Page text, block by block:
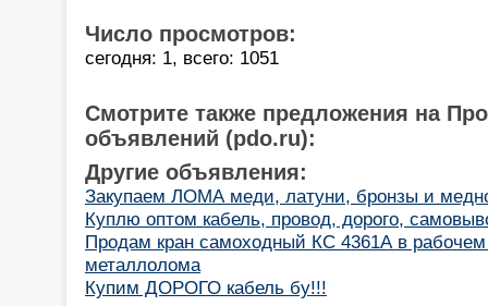
Число просмотров:
сегодня: 1, всего: 1051
Смотрите также предложения на
объявлений (pdo.ru):
Другие объявления:
Закупаем ЛОМА меди, латуни, бронзы и
Куплю оптом кабель, провод, дорого,
Продам кран самоходный КС 4361А в рабочем
металлолома
Купим ДОРОГО кабель бу!!!